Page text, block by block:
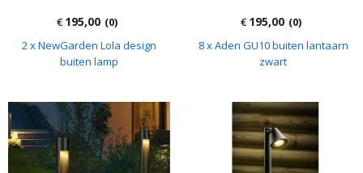
€195,00 (0)
2 x NewGarden Lola design
buiten lamp
€195,00 (0)
8 x Aden GU10 buiten lantaarn
zwart